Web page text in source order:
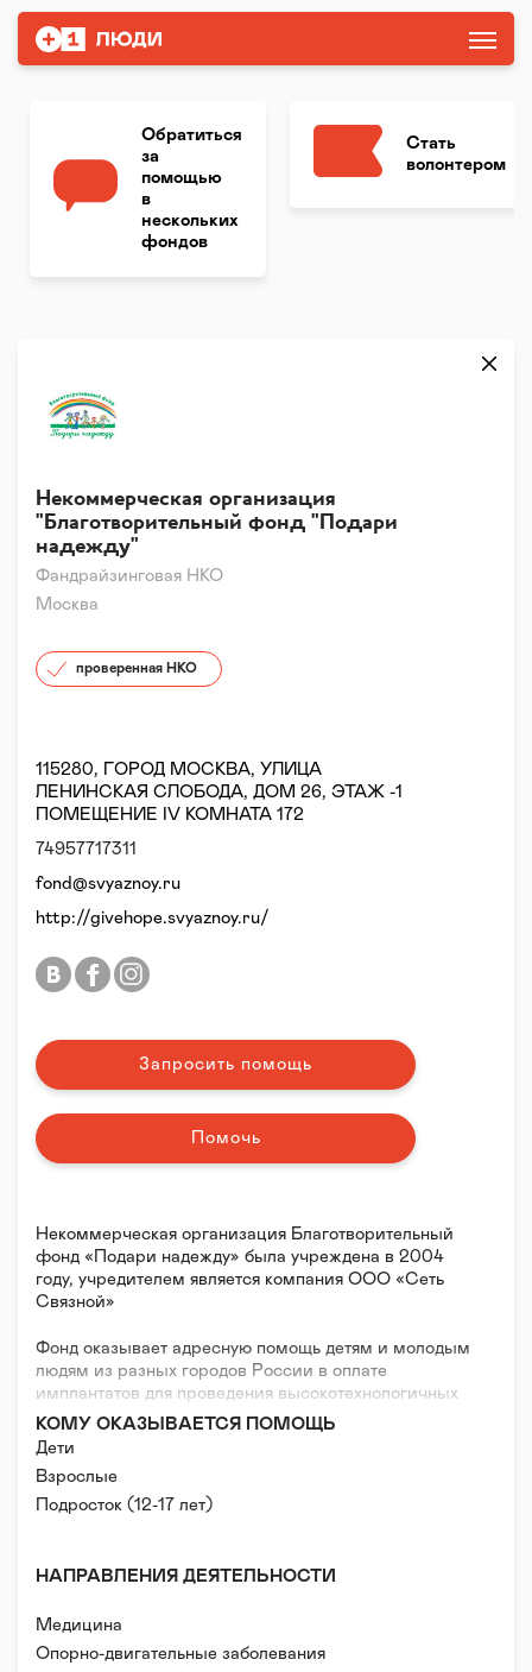
Обратиться
за
помощью
в
нескольких
фондов
Стать
волонтером
Фандрайзинговая НКО
Некоммерческая организация
"Благотворительный фонд "Подари
надежду"
Москва
проверенная НКО
Некоммерческая организация Благотворительный
фонд «Подари надежду» была учреждена в 2004
году, учредителем является компания ООО «Сеть
Связной»
Фонд оказывает адресную помощь детям и молодым
людям из разных городов России в оплате
имплантатов для проведения высокотехнологичных
операций на позвоночнике, грудной клетке и голове
и в приобретении респираторного оборудования для
домашнего использования больным с нарушениями
функций органов дыхания..
Фонд оплачивает изготовление корсетов Шено
КОМУ ОКАЗЫВАЕТСЯ ПОМОЩЬ
Дети
Взрослые
Подросток (12-17 лет)
НАПРАВЛЕНИЯ ДЕЯТЕЛЬНОСТИ
Медицина
Опорно-двигательные заболевания
115280, ГОРОД МОСКВА, УЛИЦА
ЛЕНИНСКАЯ СЛОБОДА, ДОМ 26, ЭТАЖ -1
ПОМЕЩЕНИЕ IV КОМНАТА 172
74957717311
fond@svyaznoy.ru
http://givehope.svyaznoy.ru/
Запросить помощь
Помочь